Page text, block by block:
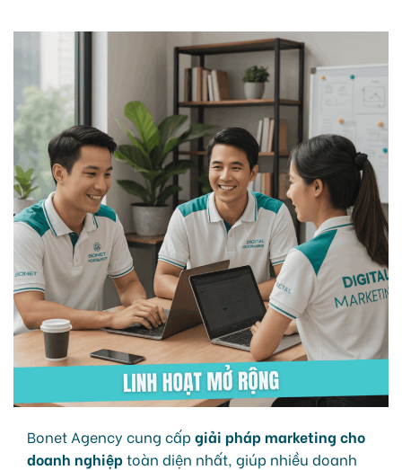
Bonet Agency cung cấpgiải pháp marketing cho
doanh nghiệptoàn diện nhất, giúp nhiều doanh